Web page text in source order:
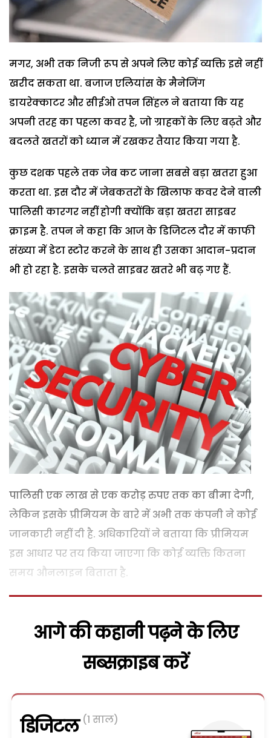
मगर, अभी तक निजी रूप से अपने लिए कोई व्यक्ति इसे नहीं
खरीद सकता था. बजाज एलियांस के मैनेजिंग
डायरेक्काटर और सीईओ तपन सिंहल ने बताया कि यह
अपनी तरह का पहला कवर है, जो ग्राहकों के लिए बढ़ते और
बदलते खतरों को ध्यान में रखकर तैयार किया गया है.
कुछ दशक पहले तक जेब कट जाना सबसे बड़ा खतरा हुआ
करता था. इस दौर में जेबकतरों के खिलाफ कवर देने वाली
पालिसी कारगर नहीं होगी क्योंकि बड़ा खतरा साइबर
क्राइम है. तपन ने कहा कि आज के डिजिटल दौर में काफी
संख्या में डेटा स्टोर करने के साथ ही उसका आदान-प्रदान
भी हो रहा है. इसके चलते साइबर खतरे भी बढ़ गए हैं.
पालिसी एक लाख से एक करोड़ रुपए तक का बीमा देगी,
लेकिन इसके प्रीमियम के बारे में अभी तक कंपनी ने कोई
जानकारी नहीं दी है. अधिकारियों ने बताया कि प्रीमियम
इस आधार पर तय किया जाएगा कि कोई व्यक्ति कितना
समय औनलाइन बिताता है.
आगे की कहानी पढ़ने के लिए
सब्सक्राइब करें
डिजिटल (1 साल)